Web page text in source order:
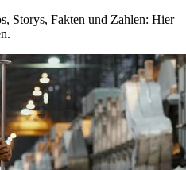
Storys, Fakten und Zahlen: Hier